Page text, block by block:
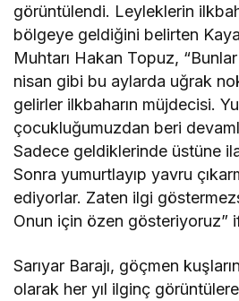
görüntülendi. Leyleklerin
bölgeye geldiğini belirten
Muhtarı Hakan Topuz,
nisan gibi bu aylarda uğrak
gelirler ilkbaharın müjdecisi.
çocukluğumuzdan beri
Sadece geldiklerinde üstüne
Sonra yumurtlayıp yavru
ediyorlar. Zaten ilgi
Onun için özen gösteriyoruz”
Sarıyar Barajı, göçmen
olarak her yıl ilginç